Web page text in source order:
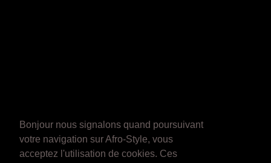
Bonjour nous signalons quand poursuivant
votre navigation sur Afro-Style, vous
acceptez l'utilisation de cookies. Ces